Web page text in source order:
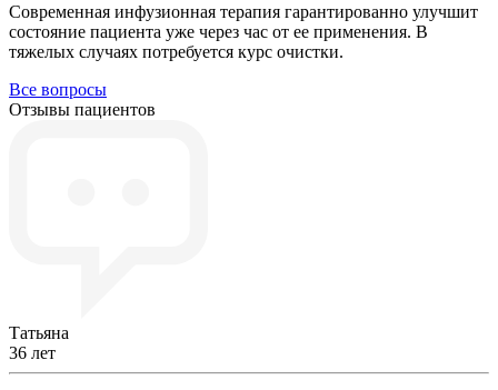
Современная инфузионная терапия гарантированно улучшит
состояние пациента уже через час от ее применения. В
тяжелых случаях потребуется курс очистки.
Все вопросы
Отзывы пациентов
Татьяна
36 лет